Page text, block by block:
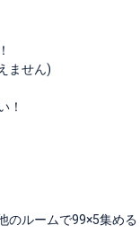
ません)
！
のルームで99×5集める